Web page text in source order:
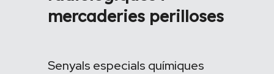
mercaderies perilloses
Senyals especials químiques